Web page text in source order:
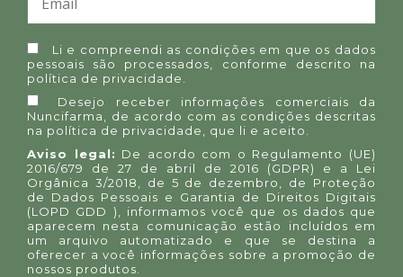
Li e compreendi as condições em que os dados
pessoais são processados, conforme descrito na
política de privacidade
Desejo receber informações comerciais da
Nuncifarma, de acordo com as condições descritas
na política de privacidade
, que li e aceito.
Aviso legal: De acordo com o Regulamento (UE)
2016/679 de 27 de abril de 2016 (GDPR) e a Lei
Orgânica 3/2018, de 5 de dezembro, de Proteção
de Dados Pessoais e Garantia de Direitos Digitais
(LOPD GDD ), informamos você que os dados que
aparecem nesta comunicação estão incluídos em
um arquivo automatizado e que se destina a
oferecer a você informações sobre a promoção de
nossos produtos.